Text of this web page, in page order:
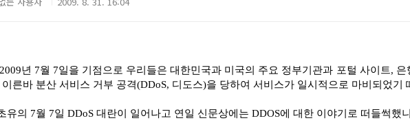
년 7월 7일을 기점으로 우리들은 대한민국과 미국의 주요 정부기관과 포털 사이트,
이른바 분산 서비스 거부 공격(DDoS, 디도스)을 당하여 서비스가 일시적으로 마비되었기
유의 7월 7일 DDoS 대란이 일어나고 연일 신문상에는 DDOS에 대한 이야기로 떠들썩했